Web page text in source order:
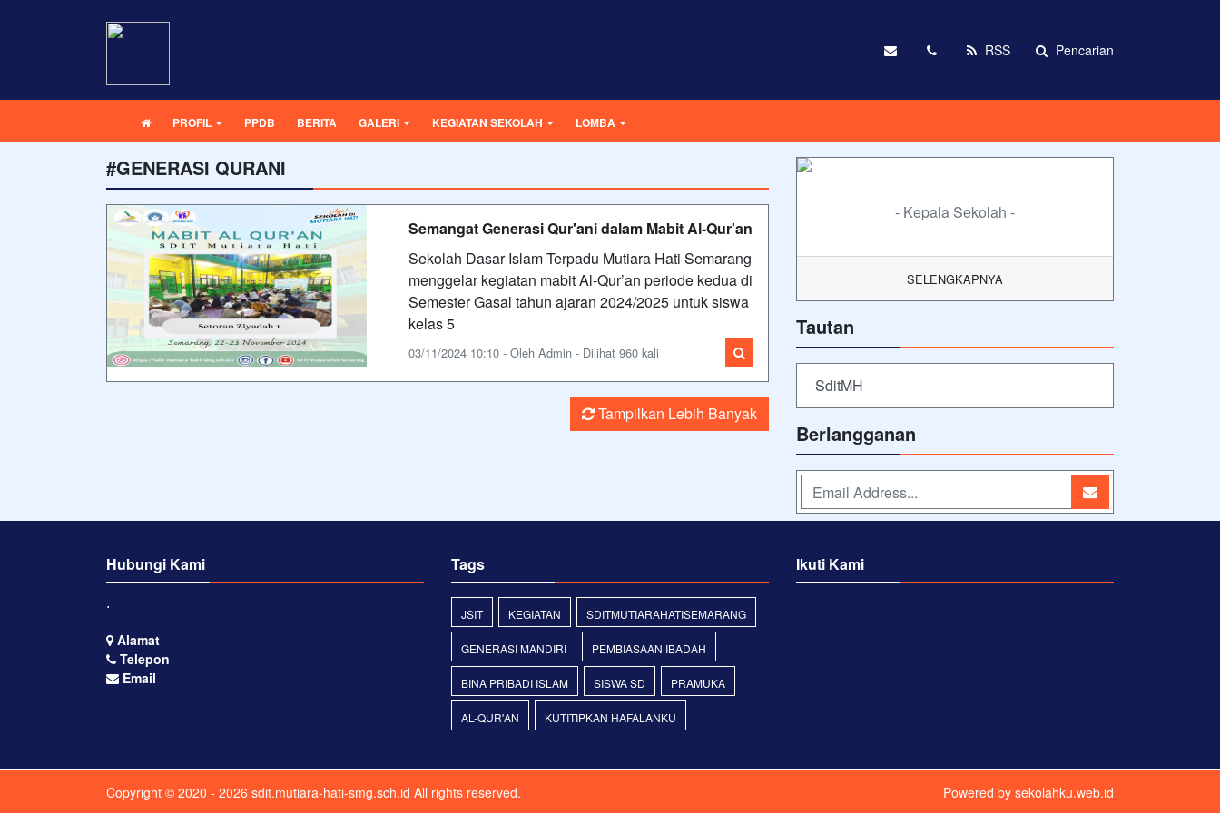
RSS Pencarian
PROFIL PPDB BERITA GALERI KEGIATAN SEKOLAH LOMBA
#GENERASI QURANI
Semangat Generasi Qur'ani dalam Mabit Al-Qur'an
Sekolah Dasar Islam Terpadu Mutiara Hati Semarang
menggelar kegiatan mabit Al-Qur’an periode kedua di
Semester Gasal tahun ajaran 2024/2025 untuk siswa
kelas 5
03/11/2024 10:10 - Oleh Admin - Dilihat 960 kali
Tampilkan Lebih Banyak
- Kepala Sekolah -
SELENGKAPNYA
Tautan
SditMH
Berlangganan
Hubungi Kami
⋅
Alamat
Telepon
Email
Tags
JSIT KEGIATAN SDITMUTIARAHATISEMARANG
GENERASI MANDIRI PEMBIASAAN IBADAH
BINA PRIBADI ISLAM SISWA SD PRAMUKA
AL-QUR'AN KUTITIPKAN HAFALANKU
Ikuti Kami
Copyright © 2020 - 2026 sdit.mutiara-hati-smg.sch.id All rights reserved. Powered by sekolahku.web.id